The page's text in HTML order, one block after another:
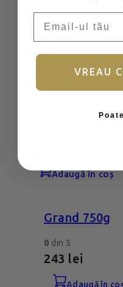
adaugă în coș
Jellies Maxi
adaugă în coș
Grand 750g
0 din 5
243 lei
adaugă în
Ai
VREAU